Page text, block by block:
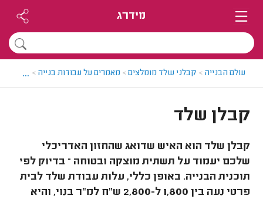
מידרג
עולם הבנייה > קבלני שלד מומלצים> מאמרים על עבודות בנייה > קבלן
...
קבלן שלד
קבלן שלד הוא האיש שדואג שהחזון האדריכלי
שלכם יעמוד על תשתית מוצקה ובטוחה – בדיוק לפי
תוכנית הבנייה. באופן כללי, עלות עבודת שלד לבית
פרטי נעה בין 1,800 ל-2,800 ש"ח למ"ר בנוי, והיא